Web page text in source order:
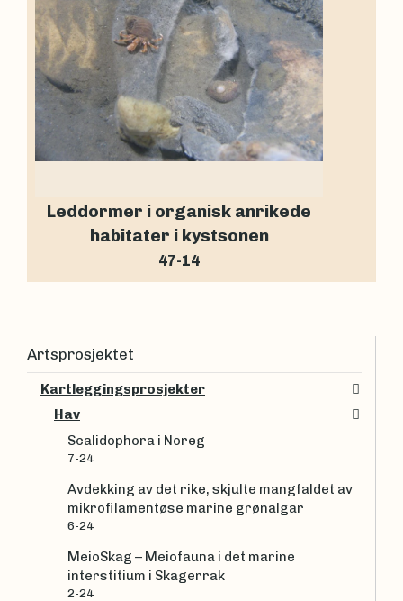
Leddormer i organisk anrikede
habitater i kystsonen
47-14
Artsprosjektet
Kartleggingsprosjekter
Hav
Scalidophora i Noreg
7-24
Avdekking av det rike, skjulte mangfaldet av
mikrofilamentøse marine grønalgar
6-24
MeioSkag – Meiofauna i det marine
interstitium i Skagerrak
2-24